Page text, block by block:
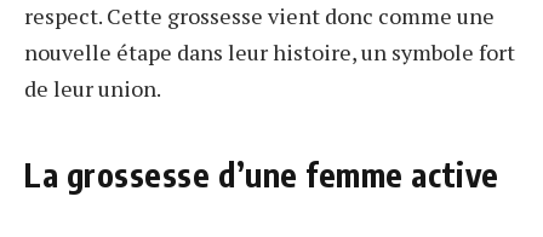
respect. Cette grossesse vient donc comme une
nouvelle étape dans leur histoire, un symbole fort
de leur union.
La grossesse d’une femme active